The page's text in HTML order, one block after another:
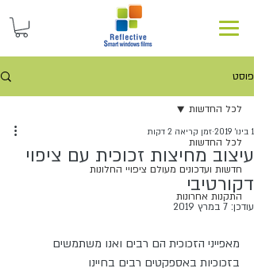
פוסט
לכל החדשות
חדשות ועדכונים מעולם ציפויי החלונות
התקנות אחרונות
לכל החדשות
עיצוב מחיצות זכוכית עם ציפוי
דקורטיבי
1 בינו׳ 2019 זמן קריאה 2 דקות
עודכן: 7 במרץ 2019
מאפייני הזכוכית הם רבים ואנו משתמשים
בזכוכיות באספקטים רבים בחיינו